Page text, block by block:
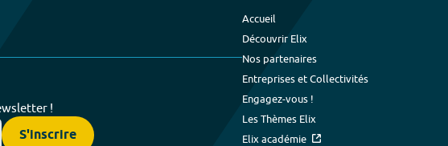
!
S'inscrire
Accueil
Découvrir Elix
Nos partenaires
Entreprises et Collectivités
Engagez-vous !
Les Thèmes Elix
Elix académie